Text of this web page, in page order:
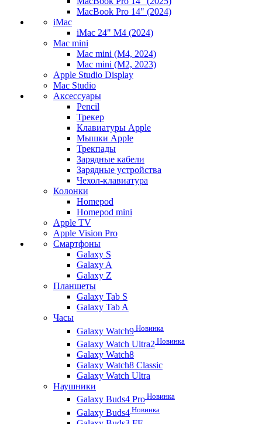
MacBook Pro 14" (2024)
iMac
iMac 24" M4 (2024)
Mac mini
Mac mini (M4, 2024)
Mac mini (M2, 2023)
Apple Studio Display
Mac Studio
Аксессуары
Pencil
Трекер
Клавиатуры Apple
Мышки Apple
Трекпады
Зарядные кабели
Зарядные устройства
Чехол-клавиатура
Колонки
Homepod
Homepod mini
Apple TV
Apple Vision Pro
Смартфоны
Galaxy S
Galaxy A
Galaxy Z
Планшеты
Galaxy Tab S
Galaxy Tab A
Часы
Galaxy Watch9 Новинка
Galaxy Watch Ultra2 Новинка
Galaxy Watch8
Galaxy Watch8 Classic
Galaxy Watch Ultra
Наушники
Galaxy Buds4 Pro Новинка
Galaxy Buds4 Новинка